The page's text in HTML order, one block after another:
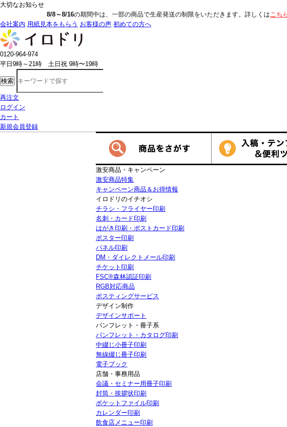
大切なお知らせ
の期間中は、一部の商品で生産発送の制限をいただきます。詳しくはこちら をご覧ください
会社案内 用紙見本をもらう お客様の声 初めての方へ
0120-964-974
平日9時～21時 土日祝 9時〜19時
検索
再注文
ログイン
カート
新規会員登録
激安商品・キャンペーン
激安商品特集
キャンペーン商品＆お得情報
イロドリのイチオシ
チラシ・フライヤー印刷
名刺・カード印刷
はがき印刷・ポストカード印刷
ポスター印刷
パネル印刷
DM・ダイレクトメール印刷
チケット印刷
FSC®森林認証印刷
RGB対応商品
ポスティングサービス
デザイン制作
デザインサポート
パンフレット・冊子系
パンフレット・カタログ印刷
中綴じ小冊子印刷
無線綴じ冊子印刷
電子ブック
店舗・事務用品
会議・セミナー用冊子印刷
封筒・挨拶状印刷
ポケットファイル印刷
カレンダー印刷
飲食店メニュー印刷